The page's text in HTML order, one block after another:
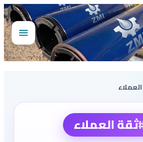
فتح
ثقة العملاء